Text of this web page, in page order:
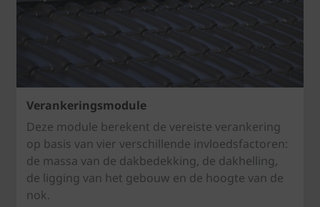
Verankeringsmodule
Deze module berekent de vereiste verankering
op basis van vier verschillende invloedsfactoren:
de massa van de dakbedekking, de dakhelling,
de ligging van het gebouw en de hoogte van de
nok.